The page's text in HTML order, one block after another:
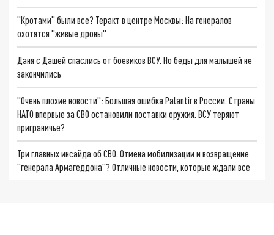
"Кротами" были все? Теракт в центре Москвы: На генералов
охотятся "живые дроны"
Даня с Дашей спаслись от боевиков ВСУ. Но беды для малышей не
закончились
"Очень плохие новости": Большая ошибка Palantir в России. Страны
НАТО впервые за СВО остановили поставки оружия. ВСУ теряют
приграничье?
Три главных инсайда об СВО. Отмена мобилизации и возвращение
"генерала Армагеддона"? Отличные новости, которые ждали все